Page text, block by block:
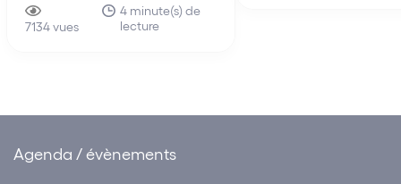
signalé en « P+B+R+I », la
Cour de cassation a jugé que
7134 vues
4 minute(s) de
lecture
Agenda / évènements